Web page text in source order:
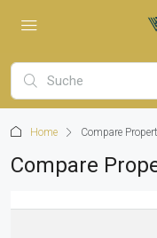
Home Compare
Compare